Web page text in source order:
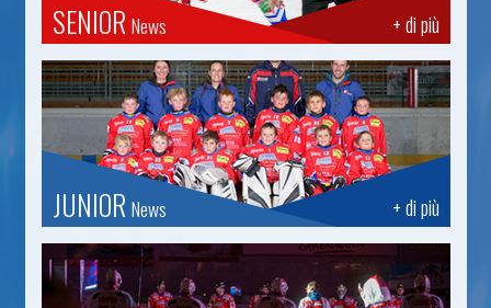
+ di più
SENIOR News
+ di più
JUNIOR News